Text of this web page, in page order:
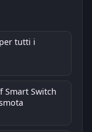
tutti i
Smart Switch